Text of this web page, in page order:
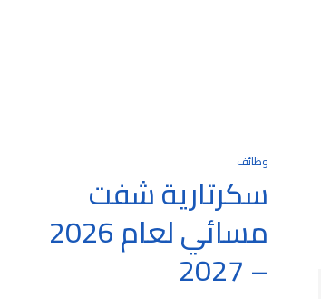
وظائف
سكرتارية شفت
مسائي لعام 2026
– 2027